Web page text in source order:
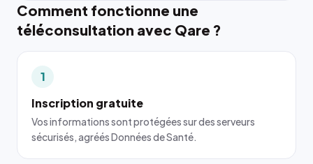
Comment fonctionne une
téléconsultation avec Qare ?
1
Inscription gratuite
Vos informations sont protégées sur des serveurs
sécurisés, agréés Données de Santé.